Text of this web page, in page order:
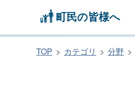
町民の皆様へ
TOP カテゴリ 分野